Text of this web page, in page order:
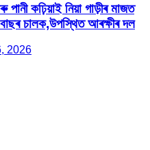
কঢ়িয়াই নিয়া গাড়ীৰ মাজত
চালক,উপস্থিত আৰক্ষীৰ দল
2026